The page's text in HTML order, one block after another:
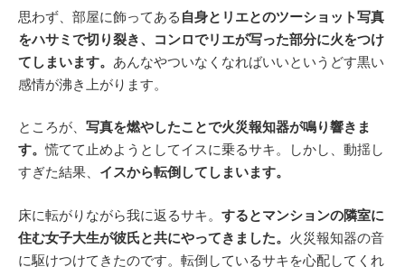
思わず、部屋に飾ってある 自身とリエとのツーショット写真
をハサミで切り裂き、コンロでリエが写った部分に火をつけ
てしまいます。 あんなやついなくなればいいというどす黒い
感情が沸き上がります。
ところが、 写真を燃やしたことで火災報知器が鳴り響きま
す。慌てて止めようとしてイスに乗るサキ。しかし、動揺し
すぎた結果、 イスから転倒してしまいます。
床に転がりながら我に返るサキ。 するとマンションの隣室に
住む女子大生が彼氏と共にやってきました。 火災報知器の音
に駆けつけてきたのです。転倒しているサキを心配してくれ